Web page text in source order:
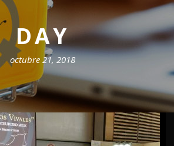
DAY
octubre 21, 2018